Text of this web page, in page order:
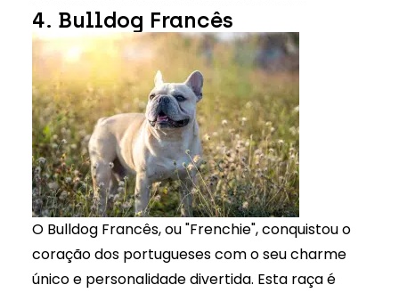
4. Bulldog Francês
O Bulldog Francês, ou "Frenchie", conquistou o
coração dos portugueses com o seu charme
único e personalidade divertida. Esta raça é